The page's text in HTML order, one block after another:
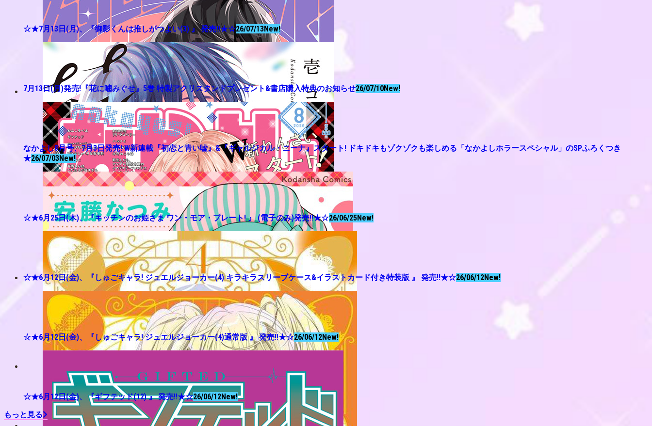
☆★7月13日(月)、『御影くんは推しがつよい(3) 』 発売!!★☆26/07/13New!
7月13日(月)発売!『花に噛みぐせ』5巻 特製アクリスタンドプレゼント&書店購入特典のお知らせ26/07/10New!
なかよし8月号、7月3日発売! W新連載『初恋と青い嘘』&『ギャルジカル・ニーナ』スタート! ドキドキもゾクゾクも楽しめる「なかよしホラースペシャル」のSPふろくつき
★26/07/03New!
☆★6月25日(木)、『キッチンのお姫さま ワン・モア・プレート! 』 (電子のみ)発売!!★☆26/06/25New!
☆★6月12日(金)、『しゅごキャラ! ジュエルジョーカー(4) キラキラスリーブケース&イラストカード付き特装版 』 発売!!★☆26/06/12New!
☆★6月12日(金)、『しゅごキャラ! ジュエルジョーカー(4)通常版 』 発売!!★☆26/06/12New!
☆★6月12日(金)、『ギフテッド(12) 』 発売!!★☆26/06/12New!
もっと見る